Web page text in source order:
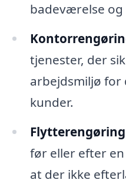
badeværelse
tjenester, der
arbejdsmiljø for
kunder.
før eller efter
at der ikke